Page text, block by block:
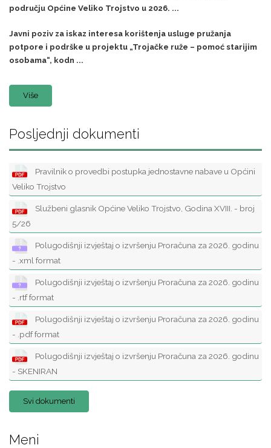
području Općine Veliko Trojstvo u 2026. ...
Javni poziv za iskaz interesa korištenja usluge pružanja
potpore i podrške u projektu „Trojačke ruže – pomoć starijim
osobama“, kodn ...
Više
Posljednji dokumenti
Pravilnik o provedbi postupka jednostavne nabave u Općini
Veliko Trojstvo
Službeni glasnik Općine Veliko Trojstvo, Godina XVIII. - broj
5/26
Polugodišnji izvještaj o izvršenju Proračuna za 2026. godinu
- .xml format
Polugodišnji izvještaj o izvršenju Proračuna za 2026. godinu
- .rtf format
Polugodišnji izvještaj o izvršenju Proračuna za 2026. godinu
- .pdf format
Polugodišnji izvještaj o izvršenju Proračuna za 2026. godinu
- SKENIRAN
Svi dokumenti
Meni